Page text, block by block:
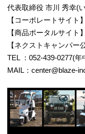
代表取締役 市川 秀幸(
【コーポレートサイト】
【商品ポータルサイト】
【ネクストキャンパー
TEL ：052-439-0277(
MAIL：center@blaze-